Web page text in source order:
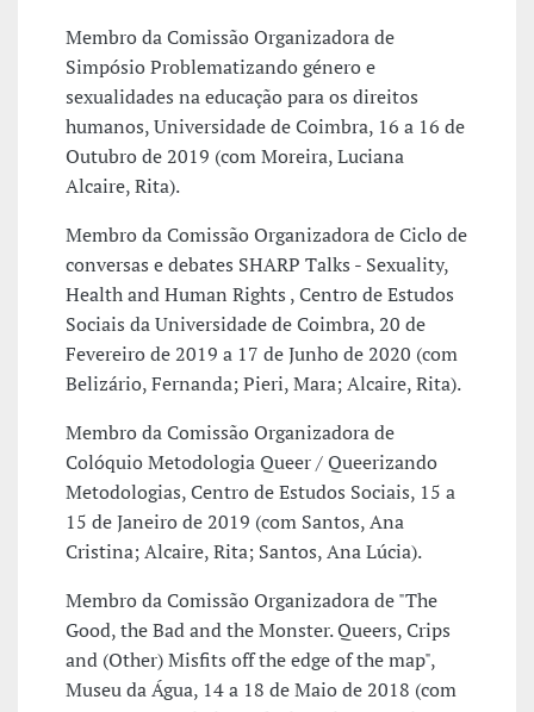
Membro da Comissão Organizadora de
Simpósio Problematizando género e
sexualidades na educação para os direitos
humanos, Universidade de Coimbra, 16 a 16 de
Outubro de 2019 (com Moreira, Luciana
Alcaire, Rita).
Membro da Comissão Organizadora de Ciclo de
conversas e debates SHARP Talks - Sexuality,
Health and Human Rights , Centro de Estudos
Sociais da Universidade de Coimbra, 20 de
Fevereiro de 2019 a 17 de Junho de 2020 (com
Belizário, Fernanda; Pieri, Mara; Alcaire, Rita).
Membro da Comissão Organizadora de
Colóquio Metodologia Queer / Queerizando
Metodologias, Centro de Estudos Sociais, 15 a
15 de Janeiro de 2019 (com Santos, Ana
Cristina; Alcaire, Rita; Santos, Ana Lúcia).
Membro da Comissão Organizadora de "The
Good, the Bad and the Monster. Queers, Crips
and (Other) Misfits off the edge of the map",
Museu da Água, 14 a 18 de Maio de 2018 (com